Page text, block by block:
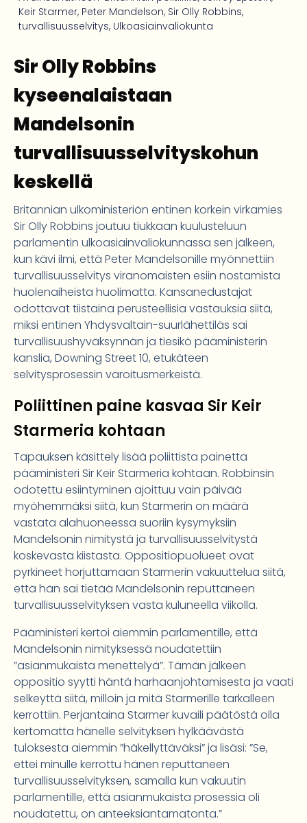
Keir Starmer, Peter Mandelson, Sir Olly Robbins,
turvallisuusselvitys, Ulkoasiainvaliokunta
Sir Olly Robbins
kyseenalaistaan
Mandelsonin
turvallisuusselvityskohun
keskellä
Britannian ulkoministeriön entinen korkein virkamies
Sir Olly Robbins joutuu tiukkaan kuulusteluun
parlamentin ulkoasiainvaliokunnassa sen jälkeen,
kun kävi ilmi, että Peter Mandelsonille myönnettiin
turvallisuusselvitys viranomaisten esiin nostamista
huolenaiheista huolimatta. Kansanedustajat
odottavat tiistaina perusteellisia vastauksia siitä,
miksi entinen Yhdysvaltain-suurlähettiläs sai
turvallisuushyväksynnän ja tiesikö pääministerin
kanslia, Downing Street 10, etukäteen
selvitysprosessin varoitusmerkeistä.
Poliittinen paine kasvaa Sir Keir
Starmeria kohtaan
Tapauksen käsittely lisää poliittista painetta
pääministeri Sir Keir Starmeria kohtaan. Robbinsin
odotettu esiintyminen ajoittuu vain päivää
myöhemmäksi siitä, kun Starmerin on määrä
vastata alahuoneessa suoriin kysymyksiin
Mandelsonin nimitystä ja turvallisuusselvitystä
koskevasta kiistasta. Oppositiopuolueet ovat
pyrkineet horjuttamaan Starmerin vakuuttelua siitä,
että hän sai tietää Mandelsonin reputtaneen
turvallisuusselvityksen vasta kuluneella viikolla.
Pääministeri kertoi aiemmin parlamentille, että
Mandelsonin nimityksessä noudatettiin
”asianmukaista menettelyä”. Tämän jälkeen
oppositio syytti häntä harhaanjohtamisesta ja vaati
selkeyttä siitä, milloin ja mitä Starmerille tarkalleen
kerrottiin. Perjantaina Starmer kuvaili päätöstä olla
kertomatta hänelle selvityksen hylkäävästä
tuloksesta aiemmin ”häkellyttäväksi” ja lisäsi: ”Se,
ettei minulle kerrottu hänen reputtaneen
turvallisuusselvityksen, samalla kun vakuutin
parlamentille, että asianmukaista prosessia oli
noudatettu, on anteeksiantamatonta.”